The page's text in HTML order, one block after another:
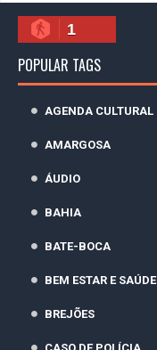
1
POPULAR TAGS
AGENDA CULTURAL
AMARGOSA
ÁUDIO
BAHIA
BATE-BOCA
BEM ESTAR E SAÚDE
BREJÕES